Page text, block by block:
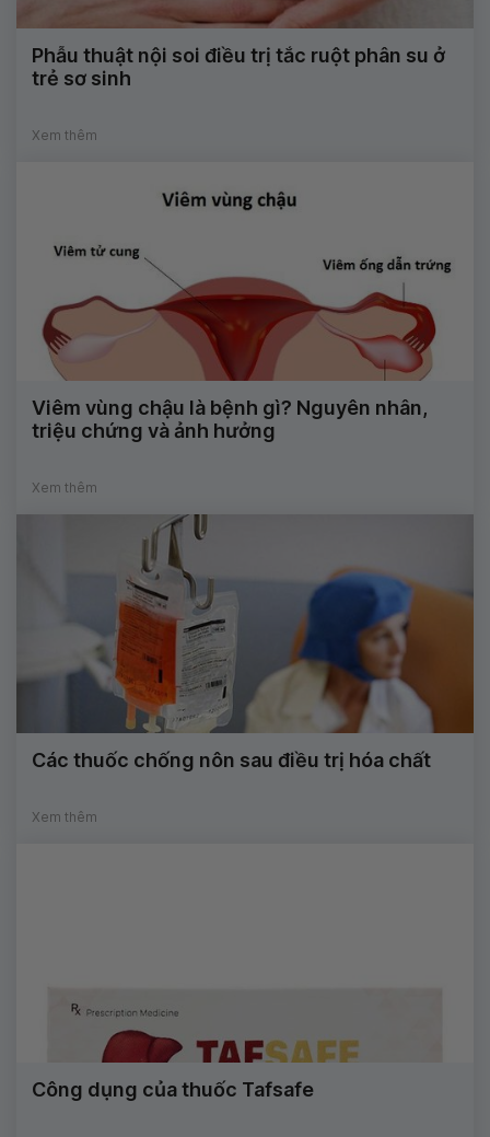
Phẫu thuật nội soi điều trị tắc ruột phân su ở
trẻ sơ sinh
Xem thêm
Viêm vùng chậu là bệnh gì? Nguyên nhân,
triệu chứng và ảnh hưởng
Xem thêm
Các thuốc chống nôn sau điều trị hóa chất
Xem thêm
Công dụng của thuốc Tafsafe